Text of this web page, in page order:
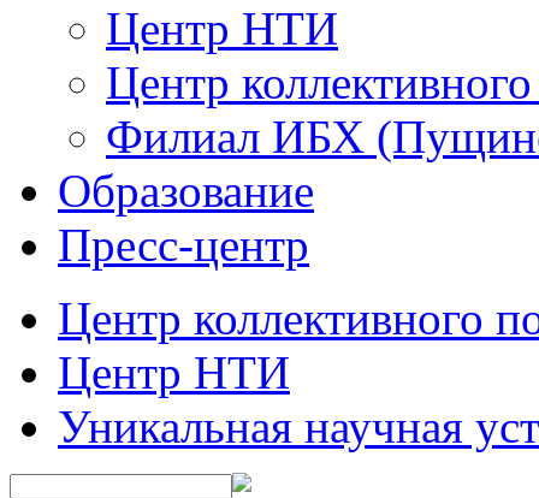
Центр НТИ
Центр
Филиал ИБХ
Образование
Пресс-центр
Центр коллективного
Центр НТИ
Уникальная научная